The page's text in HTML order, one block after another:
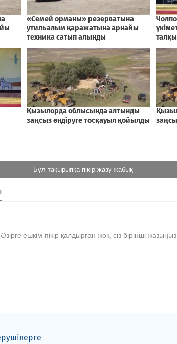
Бұл тақырыпқа пікір жазу жабық
Әзірге ешкім пікір қалдырған жоқ, сіз бірінші жазыңыз